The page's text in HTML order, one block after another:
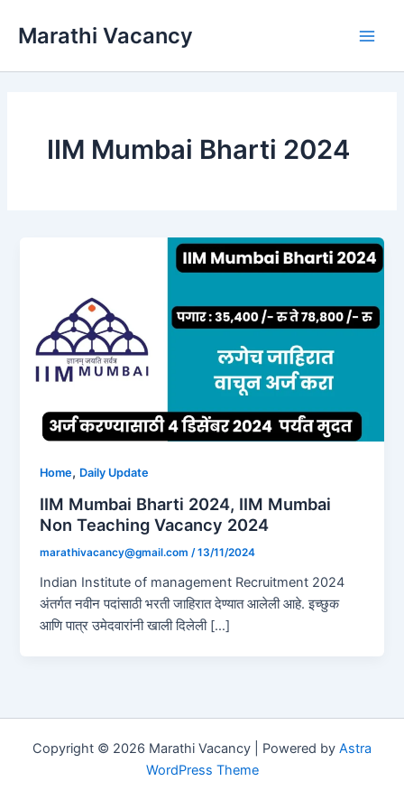
Marathi Vacancy
IIM Mumbai Bharti 2024
Home, Daily Update
IIM Mumbai Bharti 2024, IIM Mumbai
Non Teaching Vacancy 2024
marathivacancy@gmail.com /13/11/2024
Indian Institute of management Recruitment 2024
अंतर्गत नवीन पदांसाठी भरती जाहिरात देण्यात आलेली आहे. इच्छुक
आणि पात्र उमेदवारांनी खाली दिलेली […]
Copyright © 2026 Marathi Vacancy | Powered by Astra
WordPress Theme